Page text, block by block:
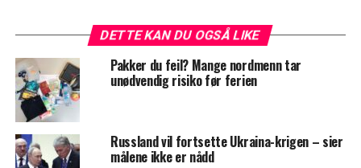
DETTE KAN DU OGSÅ LIKE
Pakker du feil? Mange nordmenn tar
unødvendig risiko før ferien
Russland vil fortsette Ukraina-krigen – sier
målene ikke er nådd